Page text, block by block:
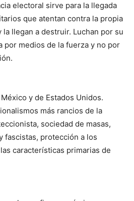
electoral sirve para la llegada
que atentan contra la propia
la llegan a destruir. Luchan por su
por medios de la fuerza y no por
y de Estados Unidos.
más rancios de la
sociedad de masas,
fascistas, protección a los
características primarias de